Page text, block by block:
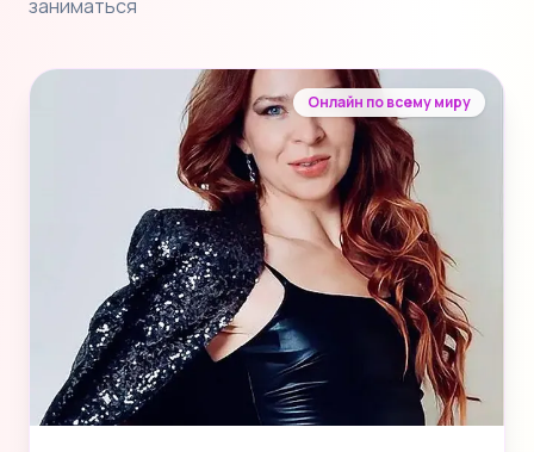
заниматься
Онлайн по всему миру